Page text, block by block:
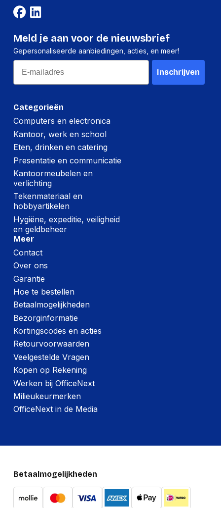
Categorieën
Computers en electronica
Kantoor, werk en school
Eten, drinken en catering
Presentatie en communicatie
Kantoormeubelen en
verlichting
Tekenmateriaal en
hobbyartikelen
Hygiëne, expeditie, veiligheid
en geldbeheer
Meer
Contact
Over ons
Garantie
Hoe te bestellen
Betaalmogelijkheden
Bezorginformatie
Kortingscodes en acties
Retourvoorwaarden
Veelgestelde Vragen
Kopen op Rekening
Werken bij OfficeNext
Milieukeurmerken
OfficeNext in de Media
Meld je aan voor de nieuwsbrief
Gepersonaliseerde aanbiedingen, acties, en meer!
Email
Inschrijven
Betaalmogelijkheden